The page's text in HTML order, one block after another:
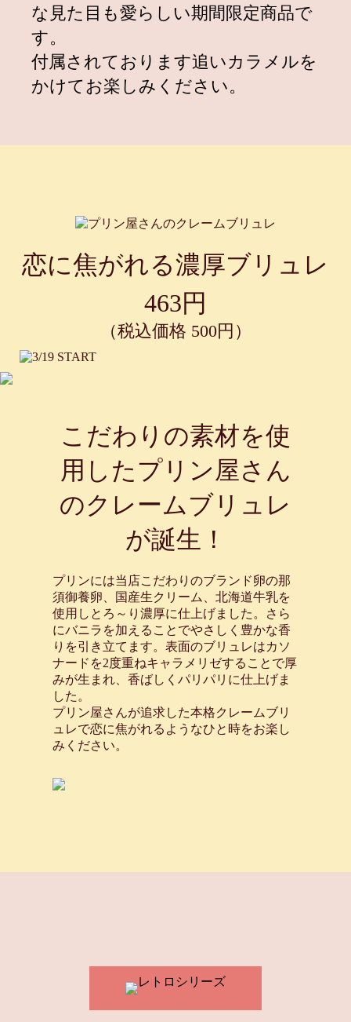
2025.01.10
プリンに恋して×アンバサダー西村
美玲 限定コラボ商品新発売！
2025.01.10
1月10日よりプリン屋さんのエッグ
タルト『ごろごろりんご』が期間限
定で登場！
2024.11.25
【毎年大人気！】クリスマスプリン
2024.11.06
初のポップアップショップ！11月13
日より1週間限定で大丸東京店に出
店いたします。
10月17日よりプリン屋さんのエッグ
んだ期間限定商品3品が同時発売！
『シャインマスカットプリン』を発
売！
2024.08.08
8月15日より夏の新作『アルフォン
ソマンゴープリン』を発売！
夏の王様すいかプリン&果実ももプ
リン同時発売！
2024.05.01
【フルーツたっぷり！】プリン・
ア・ラ・モード発売！
2024.04.24
【ご予約受付中！】5月11日・12日
売！
2024.04.01
4月1日よりレトロプリンロールを販
2024.01.31
【ご予約受付中！】2月2日・3日限
定販売！恵方プリンロール販売！
2023.12.01 【毎年大人気！】クリスマス・プリ
な見た目も愛らしい期間限定商品で
す。
付属されております追いカラメルを
かけてお楽しみください。
恋に焦がれる濃厚ブリュレ
463円
（税込価格 500円）
こだわりの素材を使
用したプリン屋さん
のクレームブリュレ
が誕生！
プリンには当店こだわりのブランド卵の那
須御養卵、国産生クリーム、北海道牛乳を
使用しとろ～り濃厚に仕上げました。さら
にバニラを加えることでやさしく豊かな香
りを引き立てます。表面のブリュレはカソ
ナードを2度重ねキャラメリゼすることで厚
みが生まれ、香ばしくパリパリに仕上げま
した。
プリン屋さんが追求した本格クレームブリ
ュレで恋に焦がれるようなひと時をお楽し
みください。